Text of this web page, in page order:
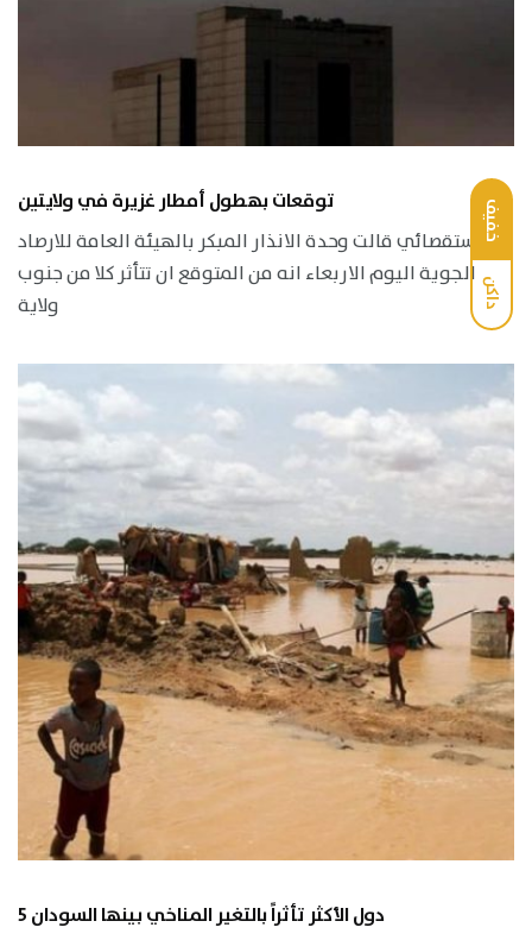
خفيف
داكن
توقعات بهطول أمطار غزيرة في ولايتين
استقصائي قالت وحدة الانذار المبكر بالهيئة العامة للارصاد
الجوية اليوم الاربعاء انه من المتوقع ان تتأثر كلا من جنوب
ولاية
5 دول الأكثر تأثراً بالتغير المناخي بينها السودان